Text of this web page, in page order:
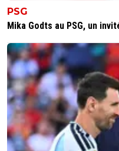
PSG
Mika Godts au PSG, un